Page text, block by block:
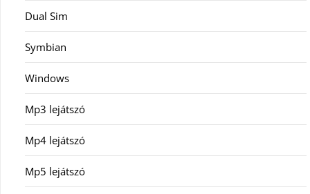
Dual Sim
Symbian
Windows
Mp3 lejátszó
Mp4 lejátszó
Mp5 lejátszó